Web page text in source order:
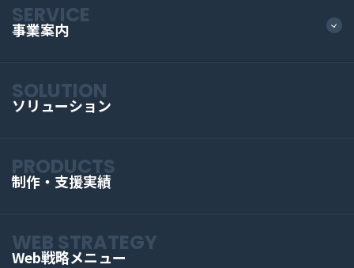
SERVICE
事業案内
SOLUTION
ソリューション
PRODUCTS
制作・支援実績
WEB STRATEGY
Web戦略メニュー